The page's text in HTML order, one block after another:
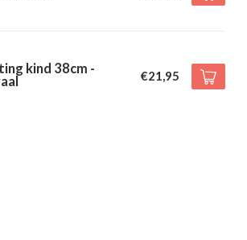
kind 38cm -
€21,95